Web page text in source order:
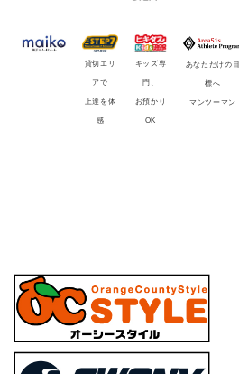
貸切エリ
アで
上達を体
感
キッズ専
門、
お預かり
OK
あなただけの目
標へ
マンツーマン